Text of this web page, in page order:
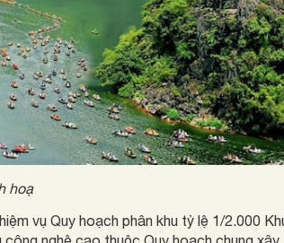
hoạ
vụ Quy hoạch phân khu tỷ lệ 1/2.000